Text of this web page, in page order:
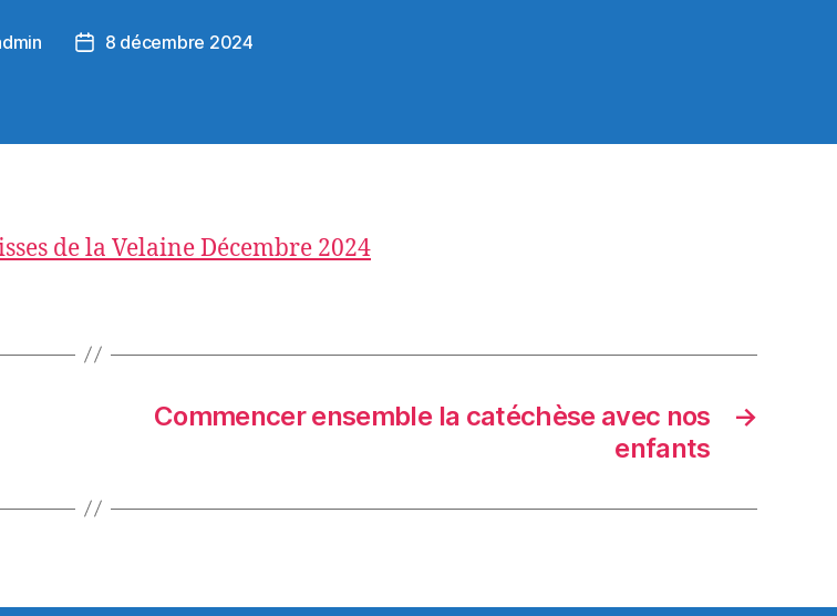
Date8 décembre 2024
de la Velaine Décembre 2024
→
Commencer ensemble la catéchèse avec nos
enfants